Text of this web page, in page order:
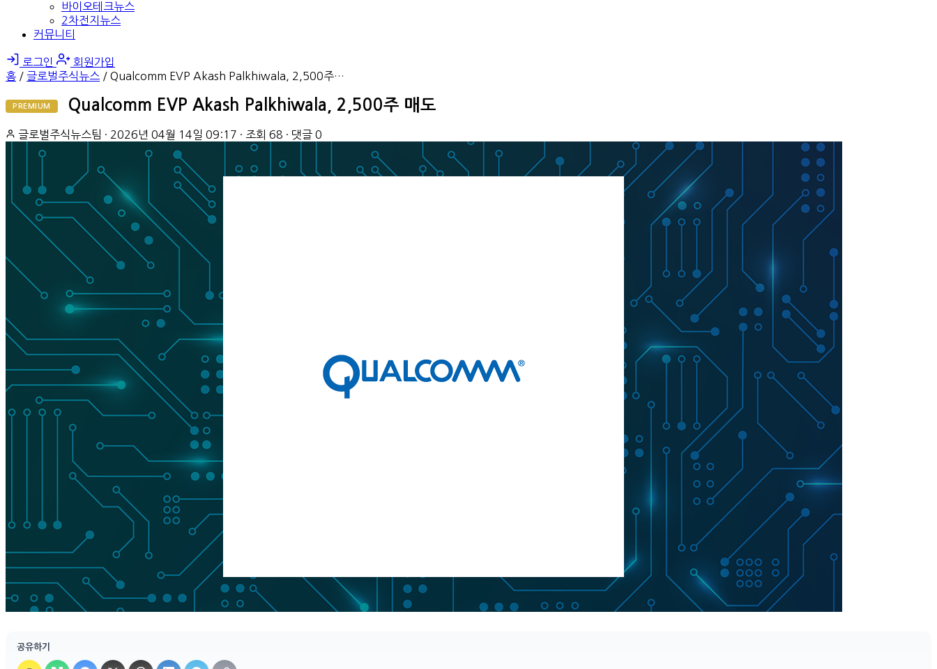
바이오테크뉴스
2차전지뉴스
커뮤니티
로그인
회원가입
홈 / 글로벌주식뉴스 / Qualcomm EVP Akash Palkhiwala, 2,500주…
PREMIUM Qualcomm EVP Akash Palkhiwala, 2,500주 매도
글로벌주식뉴스팀 · 2026년 04월 14일 09:17 · 조회 68 · 댓글 0
공유하기